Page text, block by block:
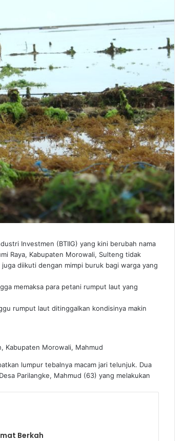
Investmen (BTIIG) yang kini berubah nama
Raya, Kabupaten Morowali, Sulteng tidak
diikuti dengan mimpi buruk bagi warga yang
memaksa para petani rumput laut yang
rumput laut ditinggalkan kondisinya makin
Kabupaten Morowali, Mahmud
lumpur tebalnya macam jari telunjuk. Dua
Parilangke, Mahmud (63) yang melakukan
Berkah